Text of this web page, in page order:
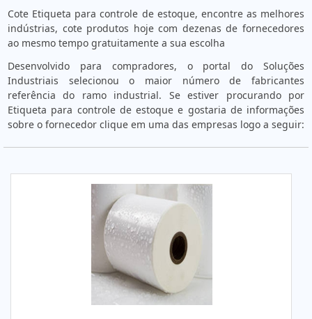
Cote Etiqueta para controle de estoque, encontre as melhores
indústrias, cote produtos hoje com dezenas de fornecedores
ao mesmo tempo gratuitamente a sua escolha
Desenvolvido para compradores, o portal do Soluções
Industriais selecionou o maior número de fabricantes
referência do ramo industrial. Se estiver procurando por
Etiqueta para controle de estoque e gostaria de informações
sobre o fornecedor clique em uma das empresas logo a seguir: